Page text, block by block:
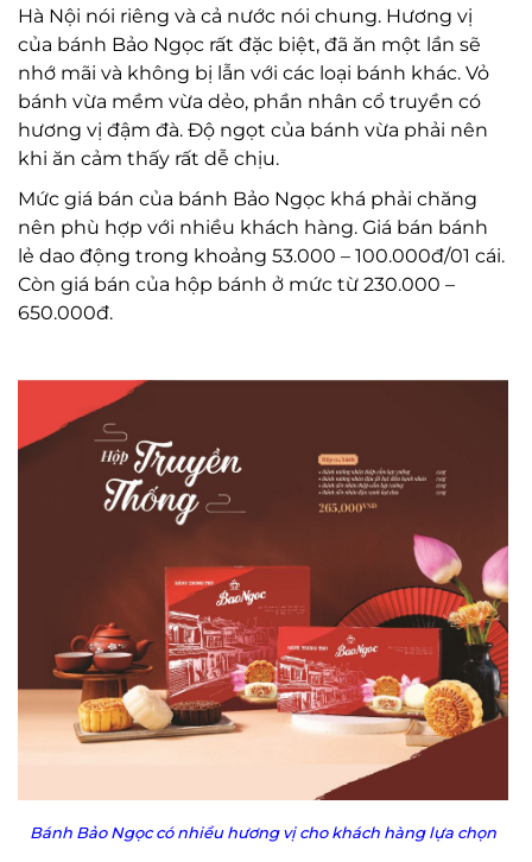
Hà Nội nói riêng và cả nước nói chung. Hương vị
của bánh Bảo Ngọc rất đặc biệt, đã ăn một lần sẽ
nhớ mãi và không bị lẫn với các loại bánh khác. Vỏ
bánh vừa mềm vừa dẻo, phần nhân cổ truyền có
hương vị đậm đà. Độ ngọt của bánh vừa phải nên
khi ăn cảm thấy rất dễ chịu.
Mức giá bán của bánh Bảo Ngọc khá phải chăng
nên phù hợp với nhiều khách hàng. Giá bán bánh
lẻ dao động trong khoảng 53.000 – 100.000đ/01 cái.
Còn giá bán của hộp bánh ở mức từ 230.000 –
650.000đ.
Bánh Bảo Ngọc có nhiều hương vị cho khách hàng lựa chọn